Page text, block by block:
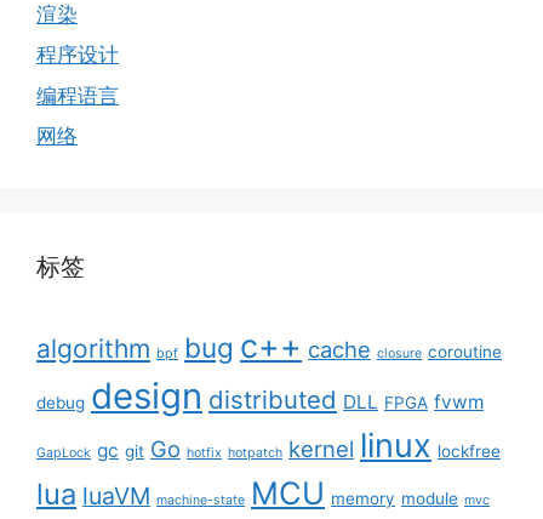
渲染
程序设计
编程语言
网络
标签
algorithm bpf bug c++ cache closure coroutine
debug design distributed DLL FPGA fvwm
GapLock gc git Go hotfix hotpatch kernel linux lockfree
lua luaVM machine-state MCU memory module mvc